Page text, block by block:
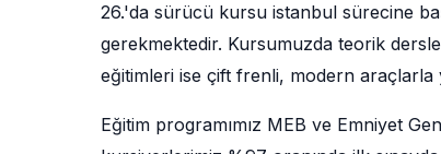
26.'da sürücü kursu istanbul sürecine
gerekmektedir. Kursumuzda teorik
eğitimleri ise çift frenli, modern araçlarla
Eğitim programımız MEB ve Emniyet